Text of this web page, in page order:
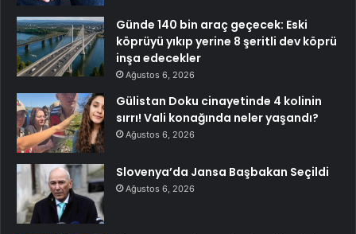
Günde 140 bin araç geçecek: Eski
köprüyü yıkıp yerine 8 şeritli dev köprü
inşa edecekler
Ağustos 6, 2026
Gülistan Doku cinayetinde 4 kolinin
sırrı! Vali konağında neler yaşandı?
Ağustos 6, 2026
Slovenya’da Jansa Başbakan Seçildi
Ağustos 6, 2026